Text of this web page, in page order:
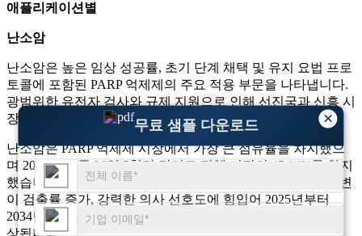
×
무료 샘플 다운로드
애플리케이션별
난소암
난소암은 높은 임상 성공률, 초기 단계 채택 및 유지 요법 프로
토콜에 포함된 PARP 억제제의 주요 적용 부문을 나타냅니다.
광범위한 유전자 검사와 규제 지원으로 인해 선진국과 신흥 시
장 모두에서 치료제 보급이 더욱 촉진되었습니다.
난소암은 PARP 억제제 시장에서 가장 큰 점유율을 차지했으
며 2025년 기준 26억 5천만 달러로 전체 시장의 45.14%를 차지
했습니다. 이 부문은 광범위한 1차 치료법 채택, BRCA 돌연변
이 검출률 증가, 강력한 의사 선호도에 힘입어 2025년부터
2034년까지 연평균 성장률(CAGR) 9.4%로 성장할 것으로 예